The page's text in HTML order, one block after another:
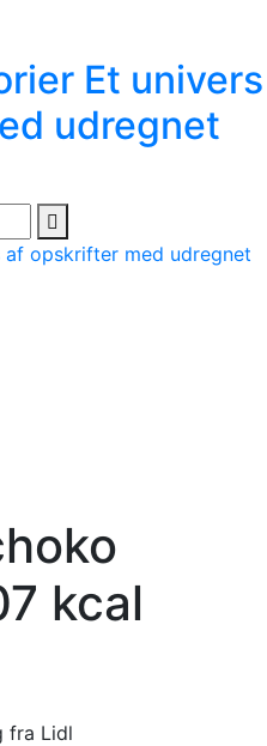
Et univers
udregnet
af opskrifter med udregnet
kcal
fra Lidl